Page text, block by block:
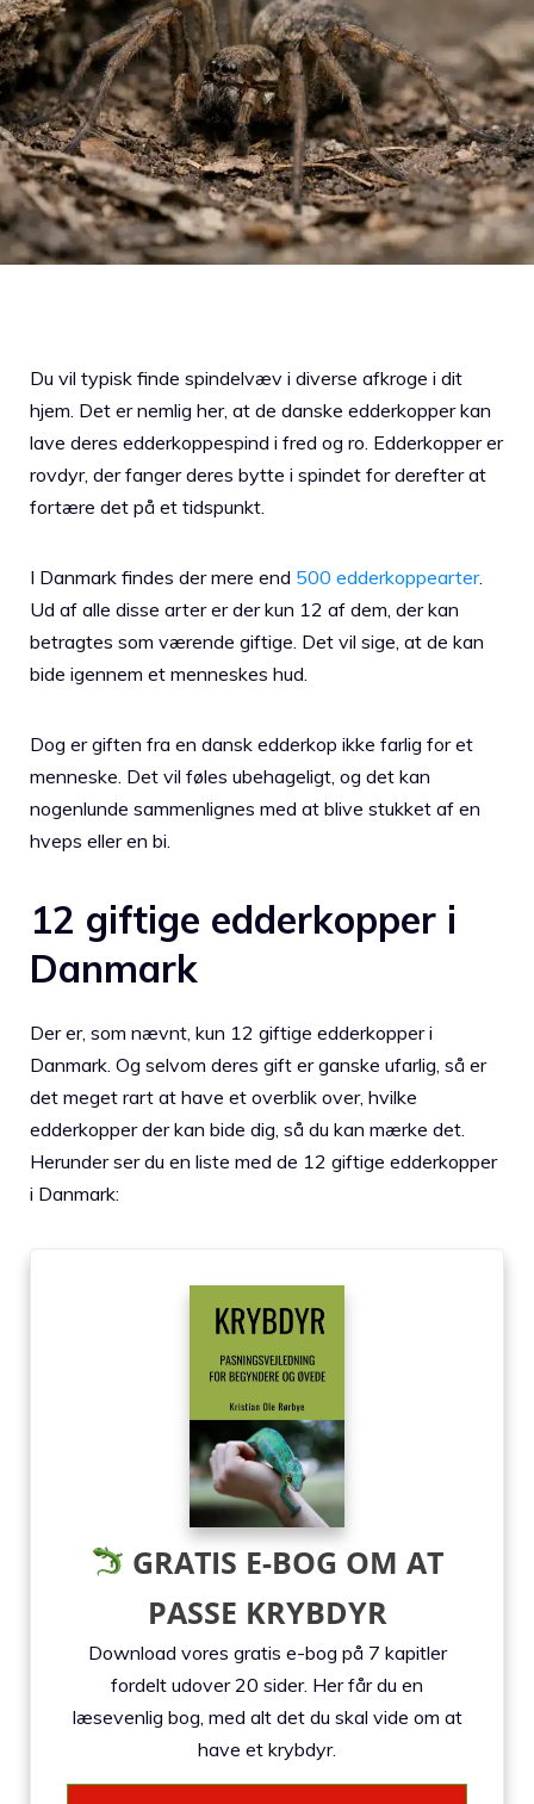
Du vil typisk finde spindelvæv i diverse afkroge i dit
hjem. Det er nemlig her, at de danske edderkopper kan
lave deres edderkoppespind i fred og ro. Edderkopper er
rovdyr, der fanger deres bytte i spindet for derefter at
fortære det på et tidspunkt.
I Danmark findes der mere end 500 edderkoppearter.
Ud af alle disse arter er der kun 12 af dem, der kan
betragtes som værende giftige. Det vil sige, at de kan
bide igennem et menneskes hud.
Dog er giften fra en dansk edderkop ikke farlig for et
menneske. Det vil føles ubehageligt, og det kan
nogenlunde sammenlignes med at blive stukket af en
hveps eller en bi.
12 giftige edderkopper i
Danmark
Der er, som nævnt, kun 12 giftige edderkopper i
Danmark. Og selvom deres gift er ganske ufarlig, så er
det meget rart at have et overblik over, hvilke
edderkopper der kan bide dig, så du kan mærke det.
Herunder ser du en liste med de 12 giftige edderkopper
i Danmark:
GRATIS E-BOG OM AT
PASSE KRYBDYR
Download vores gratis e-bog på 7 kapitler
fordelt udover 20 sider. Her får du en
læsevenlig bog, med alt det du skal vide om at
have et krybdyr.